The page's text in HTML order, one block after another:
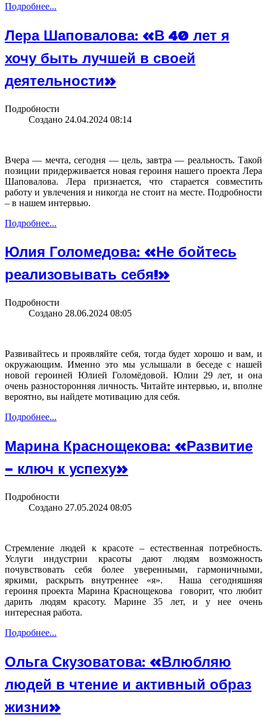
Подробнее...
Лера Шаповалова: «В 40 лет я
хочу быть лучшей в своей
деятельности»
Подробности
Создано 24.04.2024 08:14
Вчера — мечта, сегодня — цель, завтра — реальность. Такой
позиции придерживается новая героиня нашего проекта Лера
Шаповалова. Лера признается, что старается совместить
работу и увлечения и никогда не стоит на месте. Подробности
– в нашем интервью.
Подробнее...
Юлия Голомедова: «Не бойтесь
реализовывать себя!»
Подробности
Создано 28.06.2024 08:05
Развивайтесь и проявляйте себя, тогда будет хорошо и вам, и
окружающим. Именно это мы услышали в беседе с нашей
новой героиней Юлией Голомёдовой. Юлии 29 лет, и она
очень разносторонняя личность. Читайте интервью, и, вполне
вероятно, вы найдете мотивацию для себя.
Подробнее...
Марина Краснощекова: «Развитие
– ключ к успеху»
Подробности
Создано 27.05.2024 08:05
Стремление людей к красоте – естественная потребность.
Услуги индустрии красоты дают людям возможность
почувствовать себя более уверенными, гармоничными,
яркими, раскрыть внутреннее «я». Наша сегодняшняя
героиня проекта Марина Краснощекова говорит, что любит
дарить людям красоту. Марине 35 лет, и у нее очень
интересная работа.
Подробнее...
Ольга Скузоватова: «Влюбляю
людей в чтение и активный образ
жизни»